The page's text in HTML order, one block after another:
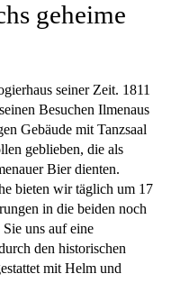
geheime
seiner Zeit. 1811
Besuchen Ilmenaus
Gebäude mit Tanzsaal
geblieben, die als
Bier dienten.
bieten wir täglich um 17
in die beiden noch
uns auf eine
den historischen
mit Helm und